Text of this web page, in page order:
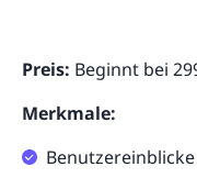
Preis: Beginnt bei
Merkmale:
Benutzereinblicke